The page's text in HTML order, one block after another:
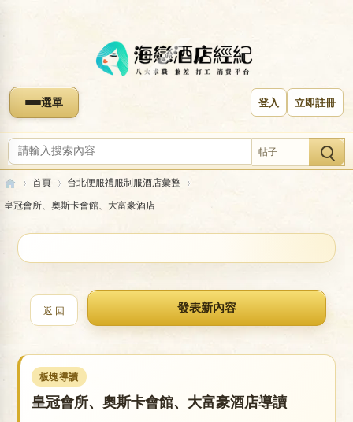
選單 登入 立即註冊
帖子
»
首頁 台北便服禮服制服酒店彙整
皇冠會所、奧斯卡會館、大富豪酒店
皇冠會所、奧斯卡會館、大富豪酒店
返 回
板塊導讀
皇冠會所、奧斯卡會館、大富豪酒店導讀